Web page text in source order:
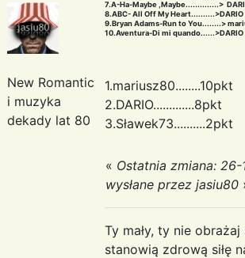
New Romantic
i muzyka
dekady lat 80
7.A-Ha-Maybe ,Maybe..............>
8.ABC- All Off My Heart..........>DARIO
9.Bryan Adams-Run to You........>
10.Aventura-Di mi quando......>DARIO
1.mariusz80........10pkt
2.DARIO.............8pkt
3.Sławek73..........2pkt
« Ostatnia zmiana: 26-
wysłane przez jasiu80
Ty mały, ty nie
stanowią zdrową siłę